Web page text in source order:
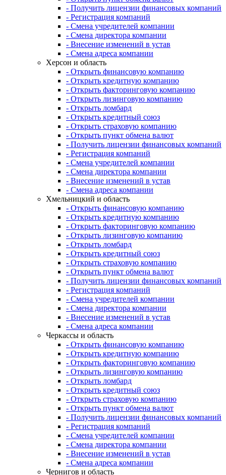
- Получить лицензии финансовых компаний
- Регистрация компаний
- Смена учредителей компании
- Смена директора компании
- Внесение изменений в устав
- Смена адреса компании
Херсон и область
- Открыть финансовую компанию
- Открыть кредитную компанию
- Открыть факторинговую компанию
- Открыть лизинговую компанию
- Открыть ломбард
- Открыть кредитный союз
- Открыть страховую компанию
- Открыть пункт обмена валют
- Получить лицензии финансовых компаний
- Регистрация компаний
- Смена учредителей компании
- Смена директора компании
- Внесение изменений в устав
- Смена адреса компании
Хмельницкий и область
- Открыть финансовую компанию
- Открыть кредитную компанию
- Открыть факторинговую компанию
- Открыть лизинговую компанию
- Открыть ломбард
- Открыть кредитный союз
- Открыть страховую компанию
- Открыть пункт обмена валют
- Получить лицензии финансовых компаний
- Регистрация компаний
- Смена учредителей компании
- Смена директора компании
- Внесение изменений в устав
- Смена адреса компании
Черкассы и область
- Открыть финансовую компанию
- Открыть кредитную компанию
- Открыть факторинговую компанию
- Открыть лизинговую компанию
- Открыть ломбард
- Открыть кредитный союз
- Открыть страховую компанию
- Открыть пункт обмена валют
- Получить лицензии финансовых компаний
- Регистрация компаний
- Смена учредителей компании
- Смена директора компании
- Внесение изменений в устав
- Смена адреса компании
Чернигов и область